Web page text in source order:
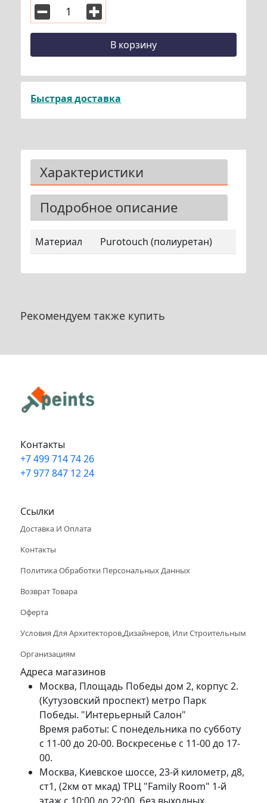
В корзину
Быстрая доставка
Характеристики
Подробное описание
Материал Purotouch (полиуретан)
Рекомендуем также купить
Контакты
+7 499 714 74 26
+7 977 847 12 24
Ссылки
Доставка И Оплата
Контакты
Политика Обработки Персональных Данных
Возврат Товара
Оферта
Условия Для Архитекторов,дизайнеров, Или Строительным
Организациям
Адреса магазинов
Москва, Площадь Победы дом 2, корпус 2.
(Кутузовский проспект) метро Парк
Победы. "Интерьерный Салон"
Время работы: С понедельника по субботу
с 11-00 до 20-00. Воскресенье с 11-00 до 17-
00.
Москва, Киевское шоссе, 23-й километр, д8,
ст1, (2км от мкад) ТРЦ "Family Room" 1-й